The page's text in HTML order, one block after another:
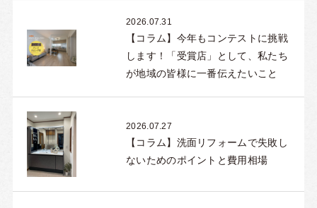
2026.07.31
【コラム】今年もコンテストに挑戦
します！「受賞店」として、私たち
が地域の皆様に一番伝えたいこと
2026.07.27
【コラム】洗面リフォームで失敗し
ないためのポイントと費用相場